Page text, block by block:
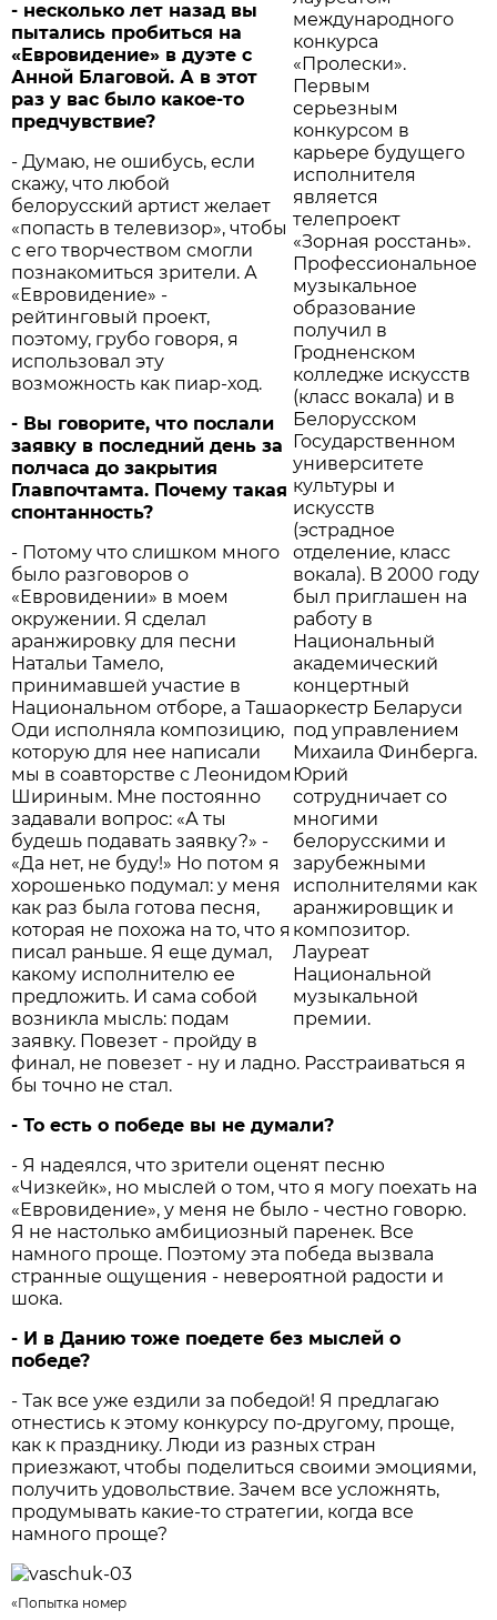
международного
конкурса
«Пролески».
Первым
серьезным
конкурсом в
карьере будущего
исполнителя
является
телепроект
«Зорная росстань».
Профессиональное
музыкальное
образование
получил в
Гродненском
колледже искусств
(класс вокала) и в
Белорусском
Государственном
университете
культуры и
искусств
(эстрадное
отделение, класс
вокала). В 2000 году
был приглашен на
работу в
Национальный
академический
концертный
оркестр Беларуси
под управлением
Михаила Финберга.
Юрий
сотрудничает со
многими
белорусскими и
зарубежными
исполнителями как
аранжировщик и
композитор.
Лауреат
Национальной
музыкальной
премии.
- несколько лет назад вы
пытались пробиться на
«Евровидение» в дуэте с
Анной Благовой. А в этот
раз у вас было какое-то
предчувствие?
- Думаю, не ошибусь, если
скажу, что любой
белорусский артист желает
«попасть в телевизор», чтобы
с его творчеством смогли
познакомиться зрители. А
«Евровидение» -
рейтинговый проект,
поэтому, грубо говоря, я
использовал эту
возможность как пиар-ход.
- Вы говорите, что послали
заявку в последний день за
полчаса до закрытия
Главпочтамта. Почему такая
спонтанность?
- Потому что слишком много
было разговоров о
«Евровидении» в моем
окружении. Я сделал
аранжировку для песни
Натальи Тамело,
принимавшей участие в
Национальном отборе, а Таша
Оди исполняла композицию,
которую для нее написали
мы в соавторстве с Леонидом
Шириным. Мне постоянно
задавали вопрос: «А ты
будешь подавать заявку?» -
«Да нет, не буду!» Но потом я
хорошенько подумал: у меня
как раз была готова песня,
которая не похожа на то, что я
писал раньше. Я еще думал,
какому исполнителю ее
предложить. И сама собой
возникла мысль: подам
заявку. Повезет - пройду в
финал, не повезет - ну и ладно. Расстраиваться я
бы точно не стал.
- То есть о победе вы не думали?
- Я надеялся, что зрители оценят песню
«Чизкейк», но мыслей о том, что я могу поехать на
«Евровидение», у меня не было - честно говорю.
Я не настолько амбициозный паренек. Все
намного проще. Поэтому эта победа вызвала
странные ощущения - невероятной радости и
шока.
- И в Данию тоже поедете без мыслей о
победе?
- Так все уже ездили за победой! Я предлагаю
отнестись к этому конкурсу по-другому, проще,
как к празднику. Люди из разных стран
приезжают, чтобы поделиться своими эмоциями,
получить удовольствие. Зачем все усложнять,
продумывать какие-то стратегии, когда все
намного проще?
«Попытка номер